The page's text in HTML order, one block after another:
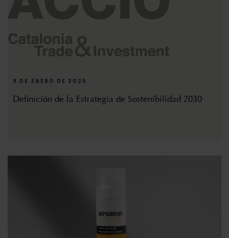
9 DE ENERO DE 2025
Definición de la Estrategia de Sostenibilidad 2030